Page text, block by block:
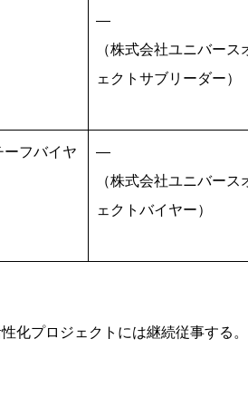
―
（株式会社ユニバー
ェクトサブリーダー）
フバイヤ
―
（株式会社ユニバー
ェクトバイヤー）
化プロジェクトには継続従事する。